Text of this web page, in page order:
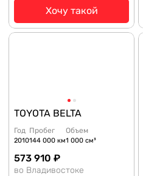
Хочу такой
TOYOTA BELTA
Год
2010
Пробег
144 000 км
Объем
1 000 см³
573 910 ₽
во Владивостоке